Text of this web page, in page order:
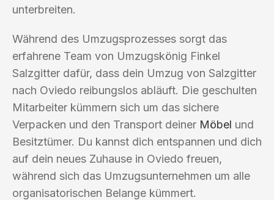
unterbreiten.
Während des Umzugsprozesses sorgt das
erfahrene Team von Umzugskönig Finkel
Salzgitter dafür, dass dein Umzug von Salzgitter
nach Oviedo reibungslos abläuft. Die geschulten
Mitarbeiter kümmern sich um das sichere
Verpacken und den Transport deiner Möbel und
Besitztümer. Du kannst dich entspannen und dich
auf dein neues Zuhause in Oviedo freuen,
während sich das Umzugsunternehmen um alle
organisatorischen Belange kümmert.